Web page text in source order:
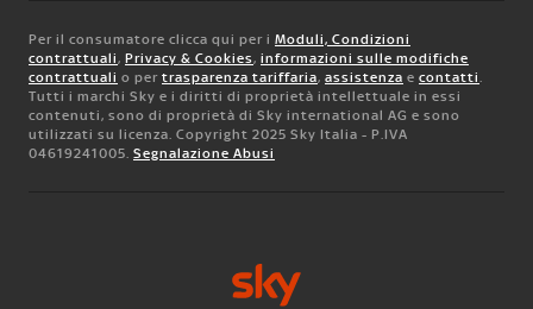
Per il consumatore clicca qui per i Moduli, Condizioni
contrattuali, Privacy & Cookies, informazioni sulle modifiche
contrattuali o per trasparenza tariffaria, assistenza e contatti.
Tutti i marchi Sky e i diritti di proprietà intellettuale in essi
contenuti, sono di proprietà di Sky international AG e sono
utilizzati su licenza. Copyright 2025 Sky Italia - P.IVA
04619241005. Segnalazione Abusi